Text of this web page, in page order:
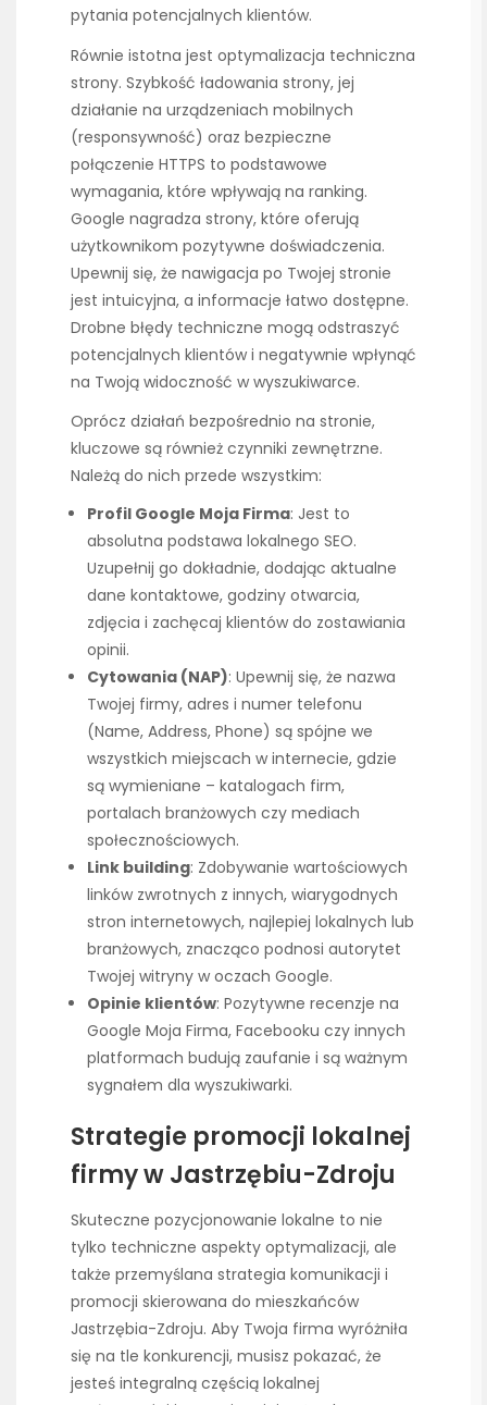
pytania potencjalnych klientów.
Równie istotna jest optymalizacja techniczna
strony. Szybkość ładowania strony, jej
działanie na urządzeniach mobilnych
(responsywność) oraz bezpieczne
połączenie HTTPS to podstawowe
wymagania, które wpływają na ranking.
Google nagradza strony, które oferują
użytkownikom pozytywne doświadczenia.
Upewnij się, że nawigacja po Twojej stronie
jest intuicyjna, a informacje łatwo dostępne.
Drobne błędy techniczne mogą odstraszyć
potencjalnych klientów i negatywnie wpłynąć
na Twoją widoczność w wyszukiwarce.
Oprócz działań bezpośrednio na stronie,
kluczowe są również czynniki zewnętrzne.
Należą do nich przede wszystkim:
Profil Google Moja Firma: Jest to
absolutna podstawa lokalnego SEO.
Uzupełnij go dokładnie, dodając aktualne
dane kontaktowe, godziny otwarcia,
zdjęcia i zachęcaj klientów do zostawiania
opinii.
Cytowania (NAP): Upewnij się, że nazwa
Twojej firmy, adres i numer telefonu
(Name, Address, Phone) są spójne we
wszystkich miejscach w internecie, gdzie
są wymieniane – katalogach firm,
portalach branżowych czy mediach
społecznościowych.
Link building: Zdobywanie wartościowych
linków zwrotnych z innych, wiarygodnych
stron internetowych, najlepiej lokalnych lub
branżowych, znacząco podnosi autorytet
Twojej witryny w oczach Google.
Opinie klientów: Pozytywne recenzje na
Google Moja Firma, Facebooku czy innych
platformach budują zaufanie i są ważnym
sygnałem dla wyszukiwarki.
Strategie promocji lokalnej
firmy w Jastrzębiu-Zdroju
Skuteczne pozycjonowanie lokalne to nie
tylko techniczne aspekty optymalizacji, ale
także przemyślana strategia komunikacji i
promocji skierowana do mieszkańców
Jastrzębia-Zdroju. Aby Twoja firma wyróżniła
się na tle konkurencji, musisz pokazać, że
jesteś integralną częścią lokalnej